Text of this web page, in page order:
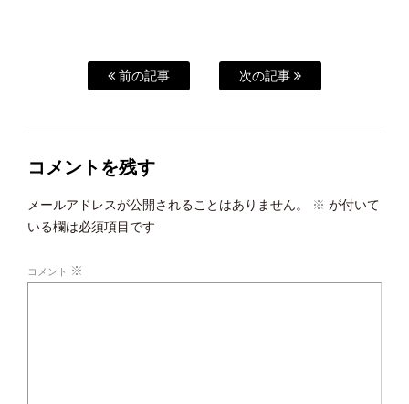
前の記事 次の記事
コメントを残す
メールアドレスが公開されることはありません。 ※ が付いて
いる欄は必須項目です
コメント ※